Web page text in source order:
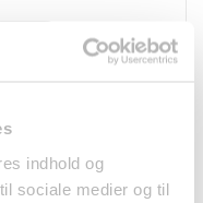
indhold og
sociale medier og til